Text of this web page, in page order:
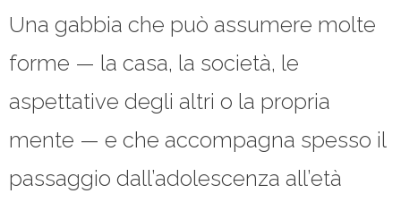
Una gabbia che può assumere molte
forme — la casa, la società, le
aspettative degli altri o la propria
mente — e che accompagna spesso il
passaggio dall’adolescenza all’età